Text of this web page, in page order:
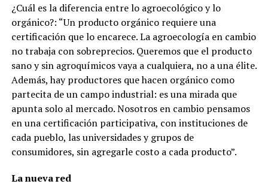
¿Cuál es la diferencia entre lo agroecológico y lo
orgánico?: “Un producto orgánico requiere una
certificación que lo encarece. La agroecología en cambio
no trabaja con sobreprecios. Queremos que el producto
sano y sin agroquímicos vaya a cualquiera, no a una élite.
Además, hay productores que hacen orgánico como
partecita de un campo industrial: es una mirada que
apunta solo al mercado. Nosotros en cambio pensamos
en una certificación participativa, con instituciones de
cada pueblo, las universidades y grupos de
consumidores, sin agregarle costo a cada producto”.
La nueva red